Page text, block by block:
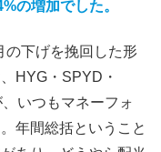
の増加でした。
の下げを挽回した形
HYG・SPYD・
いつもマネーフォ
年間総括ということ